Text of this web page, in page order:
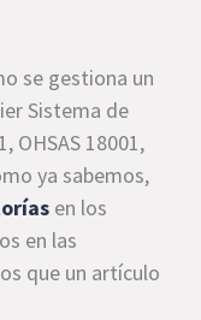
se gestiona un
Sistema de
OHSAS 18001,
ya sabemos,
en los
en las
que un artículo